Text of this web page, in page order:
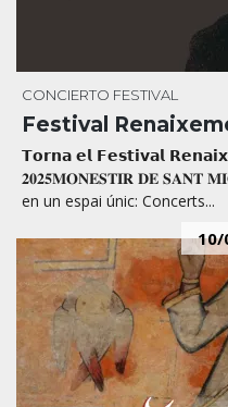
CONCIERTO FESTIVAL
Festival
𝗧𝗼𝗿𝗻𝗮 𝗲𝗹 𝗙𝗲𝘀𝘁𝗶𝘃𝗮𝗹
𝟐𝟎𝟐𝟓𝐌𝐎𝐍𝐄𝐒𝐓𝐈𝐑 𝐃𝐄 𝐒𝐀𝐍𝐓
en un espai únic: Concerts...
10/